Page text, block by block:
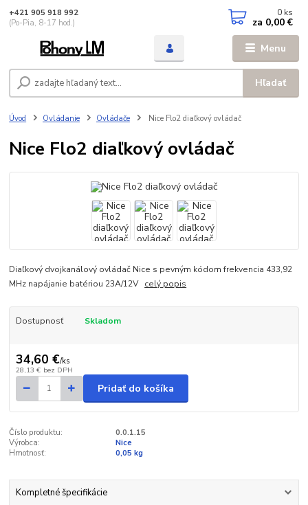
Menu
Hľadať
+421 905 918 992
(Po-Pia, 8-17 hod.)
0 ks
za 0,00 €
Úvod Ovládanie Ovládače Nice Flo2 diaľkový ovládač
Nice Flo2 diaľkový ovládač
Diaľkový dvojkanálový ovládač Nice s pevným kódom frekvencia 433,92
MHz napájanie batériou 23A/12V celý popis
Dostupnosť Skladom
34,60 €/ks
28,13 € bez DPH
Pridať do košíka
Číslo produktu:
0.0.1.15
Výrobca:
Nice
Hmotnosť:
0,05 kg
Kompletné špecifikácie